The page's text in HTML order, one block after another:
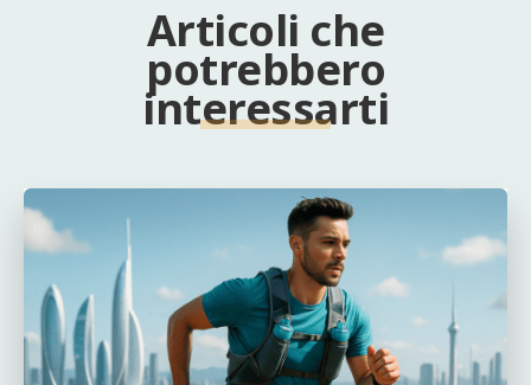
Articoli che
potrebbero
interessarti